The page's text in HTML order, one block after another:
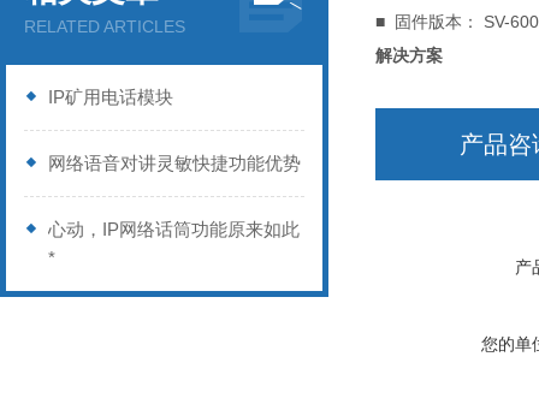
RELATED ARTICLES
IP矿用电话模块
网络语音对讲灵敏快捷功能优势
心动，IP网络话筒功能原来如此
*
■ 固件版本：
解决方案
产品咨
产
您的单